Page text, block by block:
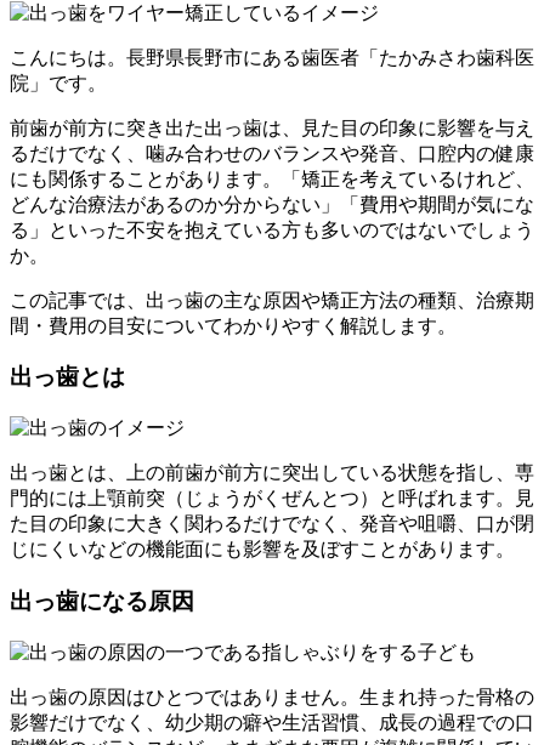
こんにちは。長野県長野市にある歯医者「たかみさわ歯科医
院」です。
前歯が前方に突き出た出っ歯は、見た目の印象に影響を与え
るだけでなく、噛み合わせのバランスや発音、口腔内の健康
にも関係することがあります。「矯正を考えているけれど、
どんな治療法があるのか分からない」「費用や期間が気にな
る」といった不安を抱えている方も多いのではないでしょう
か。
この記事では、出っ歯の主な原因や矯正方法の種類、治療期
間・費用の目安についてわかりやすく解説します。
出っ歯とは
出っ歯とは、上の前歯が前方に突出している状態を指し、専
門的には上顎前突（じょうがくぜんとつ）と呼ばれます。見
た目の印象に大きく関わるだけでなく、発音や咀嚼、口が閉
じにくいなどの機能面にも影響を及ぼすことがあります。
出っ歯になる原因
出っ歯の原因はひとつではありません。生まれ持った骨格の
影響だけでなく、幼少期の癖や生活習慣、成長の過程での口